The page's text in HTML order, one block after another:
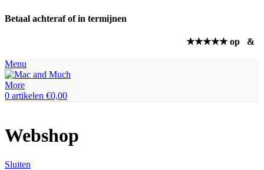
Betaal achteraf of in termijnen
★★★★★ op &
Menu
0 artikelen €0,00
Webshop
Sluiten